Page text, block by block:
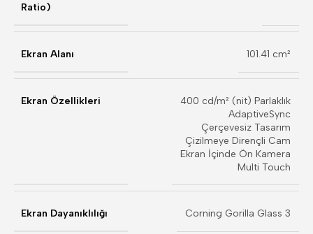
Ratio)
Ekran Alanı 101.41 cm²
Ekran Özellikleri
400 cd/m² (nit) Parlaklık
AdaptiveSync
Çerçevesiz Tasarım
Çizilmeye Dirençli Cam
Ekran İçinde Ön Kamera
Multi Touch
Ekran Dayanıklılığı Corning Gorilla Glass 3